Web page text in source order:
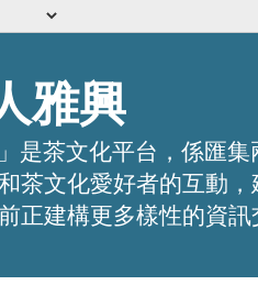
雅興
是茶文化平台，係匯
茶文化愛好者的互動
正建構更多樣性的資